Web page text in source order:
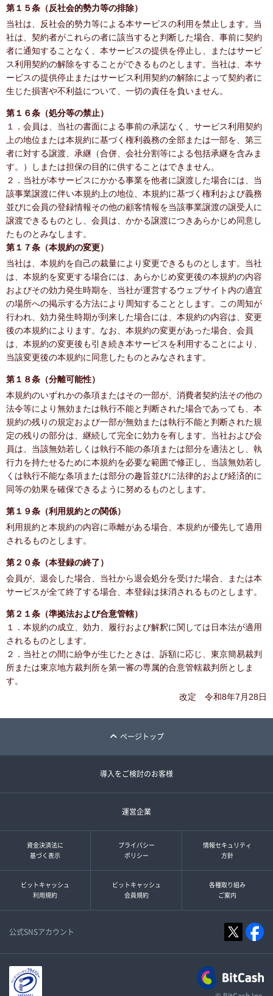
第１５条（反社会的勢力等の排除）
当社は、反社会的勢力等による本サービスの利用を禁止します。当
社は、契約者がこれらの者に該当すると判断した場合、事前に契約
者に通知することなく、本サービスの提供を停止し、またはサービ
ス利用契約の解除をすることができるものとします。当社は、本サ
ービスの提供停止またはサービス利用契約の解除によって契約者に
生じた損害や不利益について、一切の責任を負いません。
第１６条（処分等の禁止）
１．会員は、当社の書面による事前の承諾なく、サービス利用契約
上の地位または本規約に基づく権利義務の全部または一部を、第三
者に対する譲渡、承継（合併、会社分割等による包括承継を含みま
す。）しまたは担保の目的に供することはできません。
２．当社が本サービスにかかる事業を他者に譲渡した場合には、当
該事業譲渡に伴い本規約上の地位、本規約に基づく権利および義務
並びに会員の登録情報その他の顧客情報を当該事業譲渡の譲受人に
譲渡できるものとし、会員は、かかる譲渡につきあらかじめ同意し
たものとみなします。
第１７条（本規約の変更）
当社は、本規約を自己の裁量により変更できるものとします。当社
は、本規約を変更する場合には、あらかじめ変更後の本規約の内容
およびその効力発生時期を、当社が運営するウェブサイト内の適宜
の場所への掲示する方法により周知することとします。この周知が
行われ、効力発生時期が到来した場合には、本規約の内容は、変更
後の本規約によります。なお、本規約の変更があった場合、会員
は、本規約の変更後も引き続き本サービスを利用することにより、
当該変更後の本規約に同意したものとみなされます。
第１８条（分離可能性）
本規約のいずれかの条項またはその一部が、消費者契約法その他の
法令等により無効または執行不能と判断された場合であっても、本
規約の残りの規定および一部が無効または執行不能と判断された規
定の残りの部分は、継続して完全に効力を有します。当社および会
員は、当該無効若しくは執行不能の条項または部分を適法とし、執
行力を持たせるために本規約を必要な範囲で修正し、当該無効若し
くは執行不能な条項または部分の趣旨並びに法律的および経済的に
同等の効果を確保できるように努めるものとします。
第１９条（利用規約との関係）
利用規約と本規約の内容に乖離がある場合、本規約が優先して適用
されるものとします。
第２０条（本登録の終了）
会員が、退会した場合、当社から退会処分を受けた場合、または本
サービスが全て終了する場合、本登録は抹消されるものとします。
第２１条（準拠法および合意管轄）
１．本規約の成立、効力、履行および解釈に関しては日本法が適用
されるものとします。
２．当社との間に紛争が生じたときは、訴額に応じ、東京簡易裁判
所または東京地方裁判所を第一審の専属的合意管轄裁判所としま
す。
改定 令和8年7月28日
ページトップ
導入をご検討のお客様
運営企業
資金決済法に
基づく表示
プライバシー
ポリシー
情報セキュリティ
方針
ビットキャッシュ
利用規約
ビットキャッシュ
会員規約
各種取り組み
ご案内
公式SNSアカウント